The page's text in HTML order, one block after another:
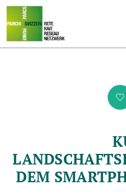
Navigazione
nella
rete
dei
Navigazione
rapida
Al contenuto principale
Alla navigazione mobile
Alla ricerca
Al piè di pagina
Alla mappa del sito
i
DEM